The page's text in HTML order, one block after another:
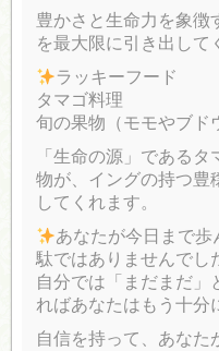
豊かさと生命力を象徴
を最大限に引き出して
ラッキーフード
タマゴ料理
旬の果物（モモやブド
「生命の源」である
物が、イングの持つ豊
してくれます。
あなたが今日まで
駄ではありませんでし
自分では「まだまだ」
ればあなたはもう十分
自信を持って、あなた